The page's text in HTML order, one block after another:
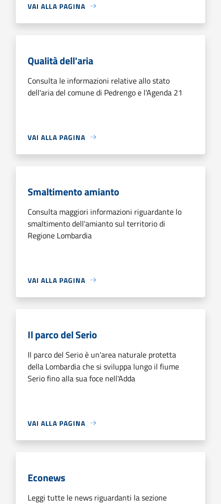
VAI ALLA PAGINA
Qualità dell'aria
Consulta le informazioni relative allo stato
dell'aria del comune di Pedrengo e l'Agenda 21
VAI ALLA PAGINA
Smaltimento amianto
Consulta maggiori informazioni riguardante lo
smaltimento dell'amianto sul territorio di
Regione Lombardia
VAI ALLA PAGINA
Il parco del Serio
Il parco del Serio è un'area naturale protetta
della Lombardia che si sviluppa lungo il fiume
Serio fino alla sua foce nell'Adda
VAI ALLA PAGINA
Econews
Leggi tutte le news riguardanti la sezione